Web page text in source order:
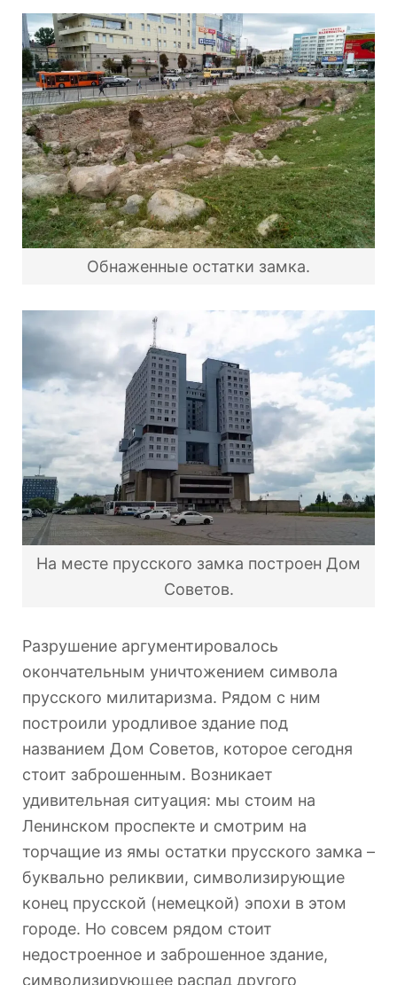
Обнаженные остатки замка.
На месте прусского замка построен Дом
Советов.
Разрушение аргументировалось
окончательным уничтожением символа
прусского милитаризма. Рядом с ним
построили уродливое здание под
названием Дом Советов, которое сегодня
стоит заброшенным. Возникает
удивительная ситуация: мы стоим на
Ленинском проспекте и смотрим на
торчащие из ямы остатки прусского замка –
буквально реликвии, символизирующие
конец прусской (немецкой) эпохи в этом
городе. Но совсем рядом стоит
недостроенное и заброшенное здание,
символизирующее распад другого